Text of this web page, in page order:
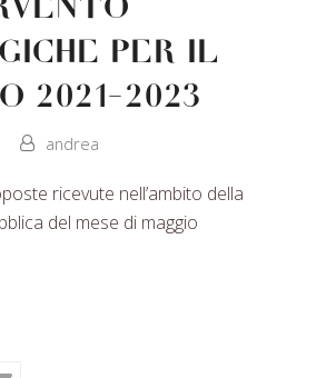
per il
2023
andrea
ricevute nell’ambito della
del mese di maggio